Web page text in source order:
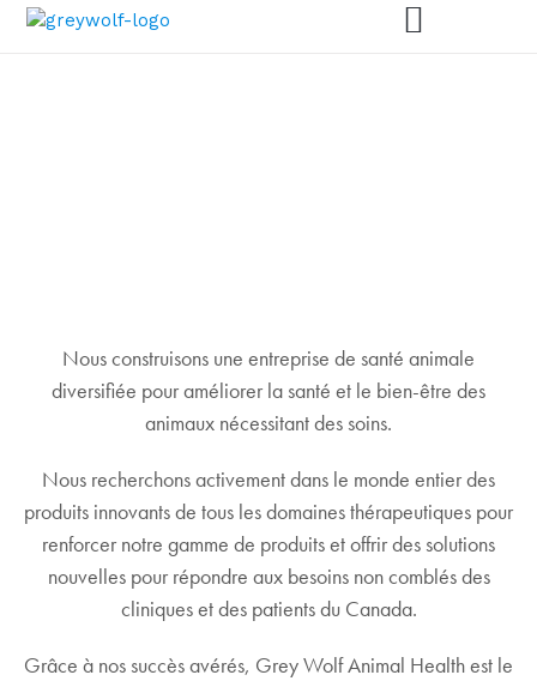
Création de valeur à travers la
croissance et les acquisitions
Nous construisons une entreprise de santé animale
diversifiée pour améliorer la santé et le bien-être des
animaux nécessitant des soins.
Nous recherchons activement dans le monde entier des
produits innovants de tous les domaines thérapeutiques pour
renforcer notre gamme de produits et offrir des solutions
nouvelles pour répondre aux besoins non comblés des
cliniques et des patients du Canada.
Grâce à nos succès avérés, Grey Wolf Animal Health est le